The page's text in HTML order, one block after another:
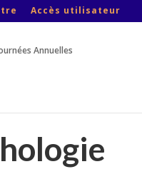
Accès utilisateur
Annuelles